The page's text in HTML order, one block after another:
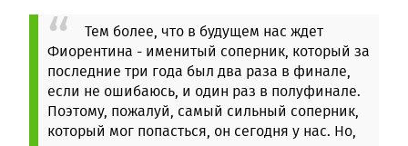
Тем более, что в будущем нас ждет
Фиорентина - именитый соперник, который за
последние три года был два раза в финале,
если не ошибаюсь, и один раз в полуфинале.
Поэтому, пожалуй, самый сильный соперник,
который мог попасться, он сегодня у нас. Но,